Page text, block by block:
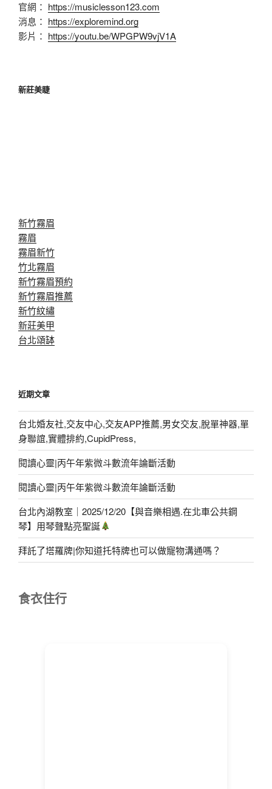
官網： https://musiclesson123.com
消息： https://exploremind.org
影片： https://youtu.be/WPGPW9vjV1A
新莊美睫
新竹霧眉
霧眉
霧眉新竹
竹北霧眉
新竹霧眉預約
新竹霧眉推薦
新竹紋繡
新莊美甲
台北頌缽
近期文章
台北婚友社,交友中心,交友APP推薦,男女交友,脫單神器,單
身聯誼,實體排約,CupidPress,
閱讀心靈|丙午年紫微斗數流年論斷活動
閱讀心靈|丙午年紫微斗數流年論斷活動
台北內湖教室｜2025/12/20【與音樂相遇.在北車公共鋼
琴】用琴聲點亮聖誕
拜託了塔羅牌|你知道托特牌也可以做寵物溝通嗎？
食衣住行